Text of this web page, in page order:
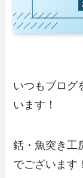
いつもブログ
います！
銛・魚突き工
でございます！